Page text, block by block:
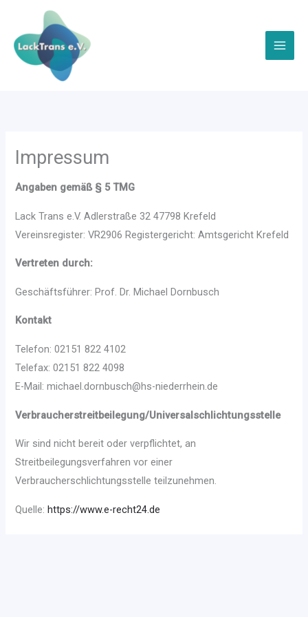
springen
Impressum
Angaben gemäß § 5 TMG
Lack Trans e.V. Adlerstraße 32 47798 Krefeld
Vereinsregister: VR2906 Registergericht: Amtsgericht Krefeld
Vertreten durch:
Geschäftsführer: Prof. Dr. Michael Dornbusch
Kontakt
Telefon: 02151 822 4102
Telefax: 02151 822 4098
E-Mail: michael.dornbusch@hs-niederrhein.de
Verbraucherstreitbeilegung/Universalschlichtungsstelle
Wir sind nicht bereit oder verpflichtet, an
Streitbeilegungsverfahren vor einer
Verbraucherschlichtungsstelle teilzunehmen.
Quelle:https://www.e-recht24.de